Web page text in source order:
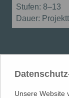
Stufen: 8–13
Dauer:
Unsere Website